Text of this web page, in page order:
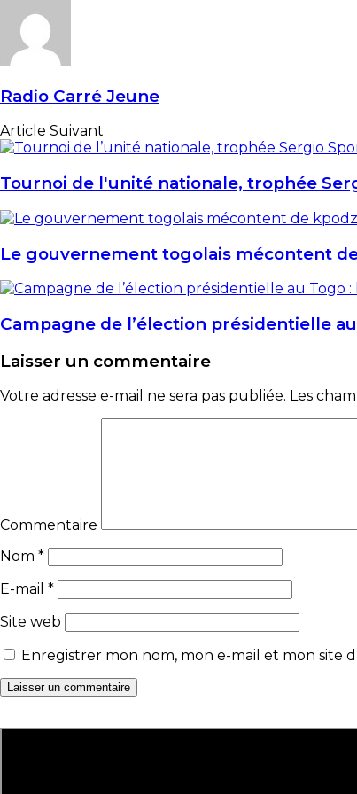
Radio Carré Jeune
Article Suivant
Tournoi de l'unité nationale, trophée
Le gouvernement togolais mécontent
Campagne de l’élection présidentielle
Laisser un commentaire
Votre adresse e-mail ne sera pas publiée. Les
Commentaire
Nom *
E-mail *
Site web
Enregistrer mon nom, mon e-mail et mon site